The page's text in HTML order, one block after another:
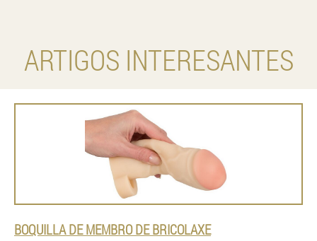
ARTIGOS INTERESANTES
BOQUILLA DE MEMBRO DE BRICOLAXE